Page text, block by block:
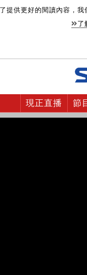
提供更好的閱讀內容，我
了
現正直播 節